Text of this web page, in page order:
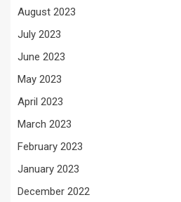
August 2023
July 2023
June 2023
May 2023
April 2023
March 2023
February 2023
January 2023
December 2022